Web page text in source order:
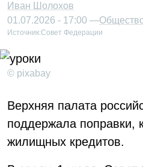
Иван Шолохов
01.07.2026 - 17:00 —
Источник:Совет Федерации
© pixabay
Верхняя палата
поддержала поправки,
жилищных кредитов.